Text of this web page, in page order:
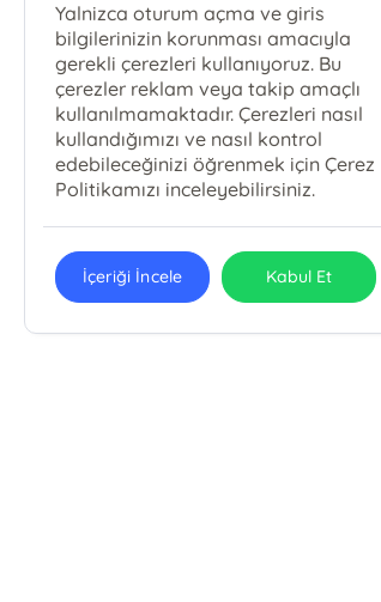
Yalnizca oturum açma ve giris
bilgilerinizin korunması amacıyla
gerekli çerezleri kullanıyoruz. Bu
çerezler reklam veya takip amaçlı
kullanılmamaktadır. Çerezleri nasıl
kullandığımızı ve nasıl kontrol
edebileceğinizi öğrenmek için Çerez
Politikamızı inceleyebilirsiniz.
İçeriği İncele Kabul Et